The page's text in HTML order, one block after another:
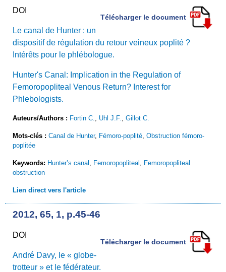
DOI
Télécharger le document
Le canal de Hunter : un
dispositif de régulation du retour veineux poplité ?
Intérêts pour le phlébologue.
Hunter's Canal: Implication in the Regulation of
Femoropopliteal Venous Return? Interest for
Phlebologists.
Auteurs/Authors : Fortin C. Uhl J.F. Gillot C.
Mots-clés : Canal de Hunter, Fémoro-poplité Obstruction fémoro-
poplitée
Keywords: Hunter’s canal Femoropopliteal
Femoropopliteal
obstruction
Lien direct vers l'article
2012, 65, 1, p.45-46
DOI
Télécharger le document
André Davy, le « globe-
trotteur » et le fédérateur.